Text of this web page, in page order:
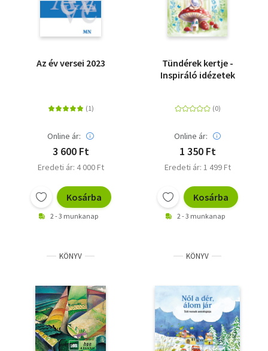
Az év versei 2023
Online ár:
3 600 Ft
Eredeti ár: 4 000 Ft
Kosárba
2 - 3 munkanap
Tündérek kertje -
Inspiráló idézetek
Online ár:
1 350 Ft
Eredeti ár: 1 499 Ft
Kosárba
2 - 3 munkanap
KÖNYV KÖNYV